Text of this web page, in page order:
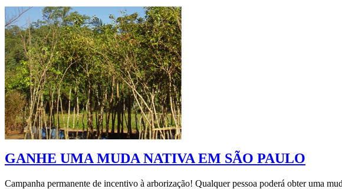
GANHE UMA MUDA NATIVA EM SÃO PAULO
Campanha permanente de incentivo à arborização! Qualquer pessoa poderá obter uma